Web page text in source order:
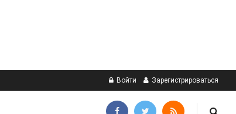
Войти Зарегистрироваться